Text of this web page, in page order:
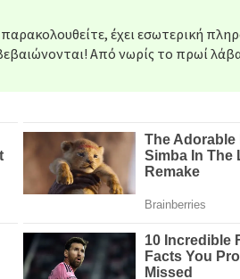
έχει εσωτερική
Από νωρίς το πρωί